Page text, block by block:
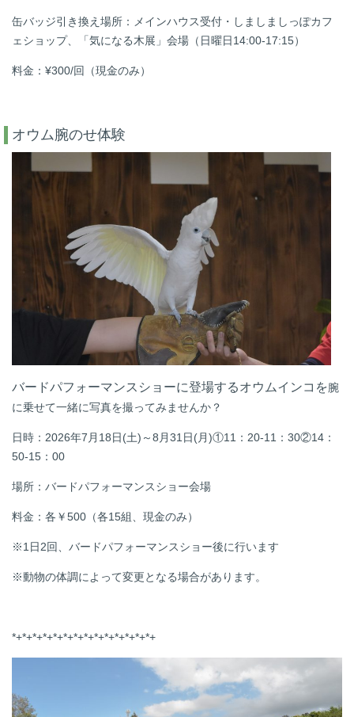
缶バッジ引き換え場所：メインハウス受付・しましましっぽカフ
ェショップ、「気になる木展」会場（日曜日14:00-17:15）
料金：¥300/回（現金のみ）
オウム腕のせ体験
バードパフォーマンスショーに登場するオウムインコを腕
に乗せて一緒に写真を撮ってみませんか？
日時：2026年7月18日(土)～8月31日(月)①11：20-11：30②14：
50-15：00
場所：バードパフォーマンスショー会場
料金：各￥500（各15組、現金のみ）
※1日2回、バードパフォーマンスショー後に行います
※動物の体調によって変更となる場合があります。
*+*+*+*+*+*+*+*+*+*+*+*+*+*+